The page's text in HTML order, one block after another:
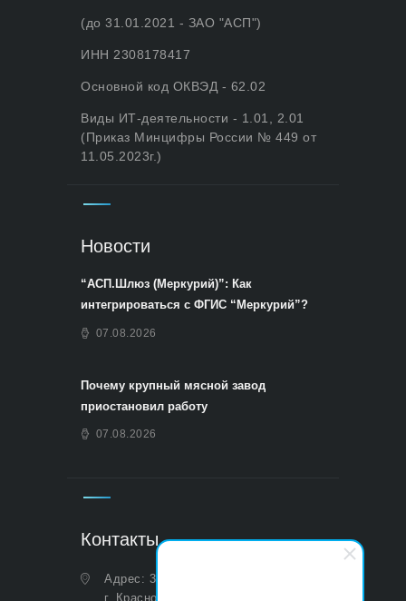
(до 31.01.2021 - ЗАО "АСП")
ИНН 2308178417
Основной код ОКВЭД - 62.02
Виды ИТ-деятельности - 1.01, 2.01
(Приказ Минцифры России № 449 от
11.05.2023г.)
Новости
“АСП.Шлюз (Меркурий)”: Как
интегрироваться с ФГИС “Меркурий”?
07.08.2026
Почему крупный мясной завод
приостановил работу
07.08.2026
Контакты
Адрес: 350051, Краснодарский край,
г. Краснодар, ул. Дальняя, д. 27,